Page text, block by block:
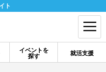
ト
イベントを
探す
就活支援
ログイン